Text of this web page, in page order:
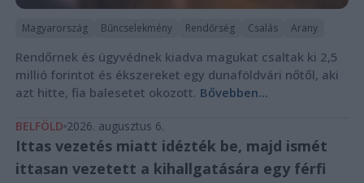
Magyarország Bűncselekmény Rendőrség Csalás Arany
Rendőrnek és ügyvédnek kiadva magukat csaltak ki 2,5
millió forintot és ékszereket egy dunaföldvári nőtől, aki
azt hitte, fia balesetet okozott. Bővebben...
BELFÖLD 2026. augusztus 6.
Ittas vezetés miatt idézték be, majd ismét
ittasan vezetett a kihallgatására egy férfi